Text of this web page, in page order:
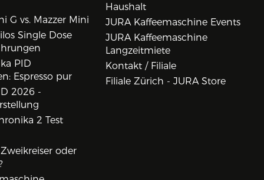
G vs. Mazzer Mini
Single Dose
PID
Espresso pur
2026 -
2 Test
oder
Haushalt
JURA Kaffeemaschine Events
JURA Kaffeemaschine
Langzeitmiete
Kontakt / Filiale
Filiale Zürich - JURA Store